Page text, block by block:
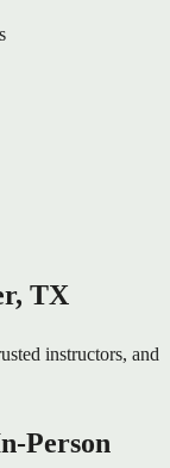
, TX
instructors, and
Person